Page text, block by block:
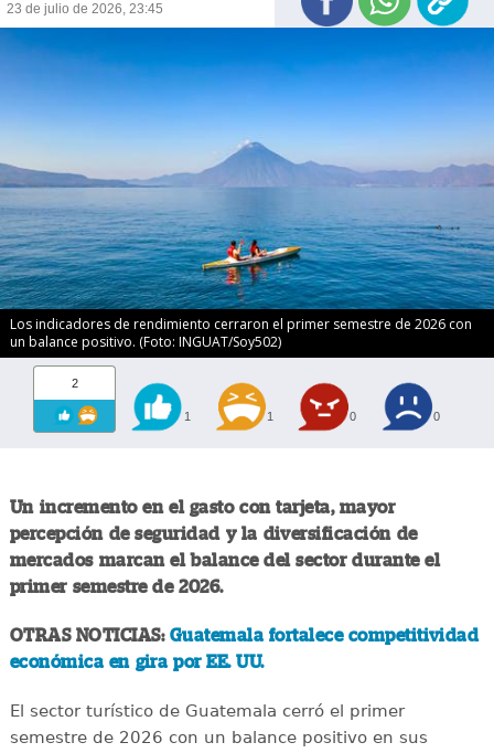
23 de julio de 2026, 23:45
Los indicadores de rendimiento cerraron el primer semestre de 2026 con
un balance positivo. (Foto: INGUAT/Soy502)
2
1 1 0 0
Un incremento en el gasto con tarjeta, mayor
percepción de seguridad y la diversificación de
mercados marcan el balance del sector durante el
primer semestre de 2026.
OTRAS NOTICIAS: Guatemala fortalece competitividad
económica en gira por EE. UU.
El sector turístico de Guatemala cerró el primer
semestre de 2026 con un balance positivo en sus